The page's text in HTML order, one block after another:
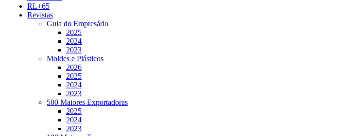
RL+65
Revistas
Guia do Empresário
2025
2024
2023
Moldes e Plásticos
2026
2025
2024
2023
500 Maiores Exportadoras
2025
2024
2023